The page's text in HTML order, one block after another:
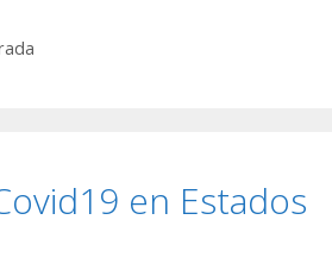
en Estados